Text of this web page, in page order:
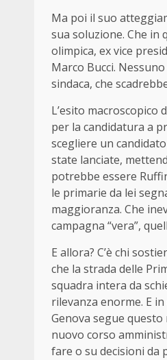
Ma poi il suo
sua soluzione. Che in
olimpica, ex vice
Marco Bucci.
sindaca, che
L’esito
per la candidatura a
scegliere un
state lanciate,
potrebbe essere
le primarie da lei
maggioranza. Che
campagna “vera”,
E allora? C’è chi
che la strada delle
squadra intera da
rilevanza enorme. E
Genova segue
nuovo corso
fare o su decisioni da